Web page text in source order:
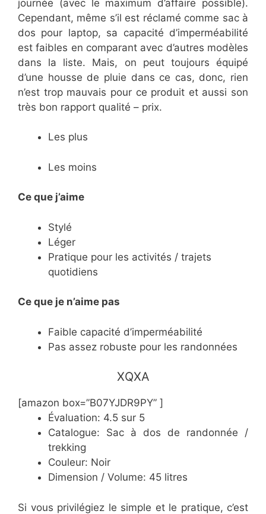
journée (avec le maximum d’affaire possible).
Cependant, même s’il est réclamé comme sac à
dos pour laptop, sa capacité d’imperméabilité
est faibles en comparant avec d’autres modèles
dans la liste. Mais, on peut toujours équipé
d’une housse de pluie dans ce cas, donc, rien
n’est trop mauvais pour ce produit et aussi son
très bon rapport qualité – prix.
Les plus
Les moins
Ce que j’aime
Stylé
Léger
Pratique pour les activités / trajets
quotidiens
Ce que je n’aime pas
Faible capacité d’imperméabilité
Pas assez robuste pour les randonnées
​XQXA
[amazon box=”B07YJDR9PY” ]
Évaluation: 4.5 sur 5
Catalogue: Sac à dos de randonnée /
trekking
Couleur: Noir
Dimension / Volume: 45 litres
Si vous privilégiez le simple et le pratique, c’est